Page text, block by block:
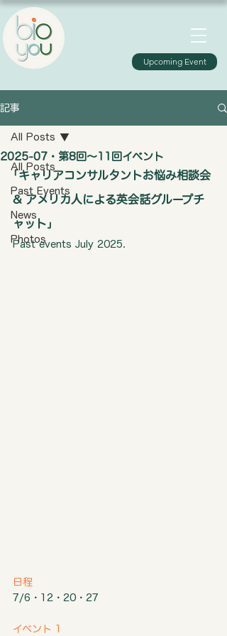
Upcoming Event
記事
All Posts
Past Events
News
Photos
All Posts
2025-07・第8回〜11回イベント​
｢キャリアコンサルタントお悩み相談会
& アメリカ人による英会話グループチ
ャット｣​​
Past events July 2025.
日程
7/6・12・20・27
イベント 1